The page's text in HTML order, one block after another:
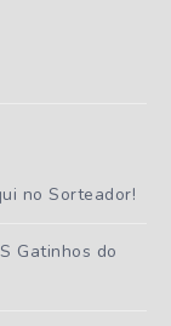
no Sorteador!
Gatinhos do